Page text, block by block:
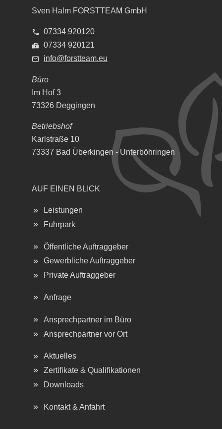
Sven Halm FORSTTEAM GmbH
07334 920120
07334 920121
info@forstteam.eu
Büro
Im Hof 3
73326 Deggingen
Betriebshof
Karlstraße 10
73337 Bad Überkingen - Unterböhringen
AUF EINEN BLICK
Leistungen
Fuhrpark
Öffentliche Auftraggeber
Gewerbliche Auftraggeber
Private Auftraggeber
Anfrage
Ansprechpartner im Büro
Ansprechpartner vor Ort
Aktuelles
Zertifikate & Qualifikationen
Downloads
Kontakt & Anfahrt